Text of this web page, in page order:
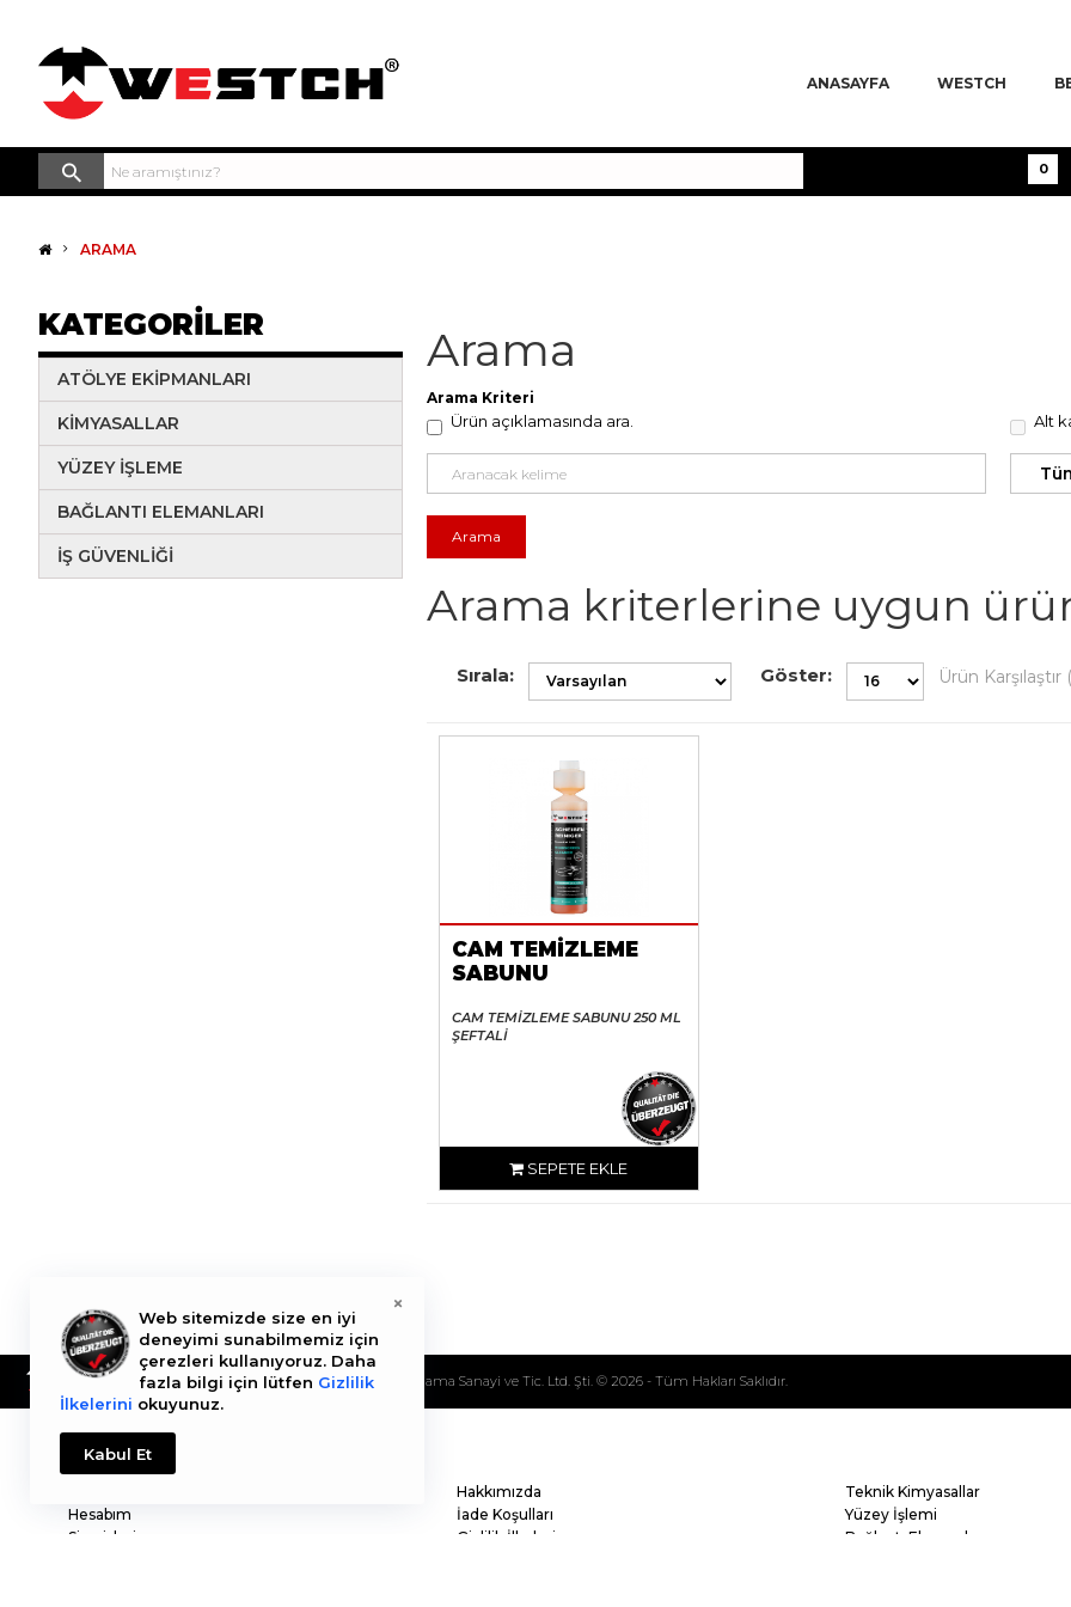
ANASAYFA WESTCH
0
ARAMA
KATEGORILER
ATÖLYE EKİPMANLARI
KIMYASALLAR
YÜZEY İŞLEME
BAĞLANTI ELEMANLARI
İŞ GÜVENLIĞI
Arama
Arama Kriteri
Ürün açıklamasında ara. Alt
Arama kriterlerine uygun
Sırala: Göster: Ürün Karşılaştır
CAM TEMİZLEME
SABUNU
CAM TEMİZLEME SABUNU 250 ML
ŞEFTALİ
SEPETE EKLE
Westch Endüstriyel Ürünler Pazarlama Sanayi ve Tic. Ltd. Şti. © 2026 - Tüm Hakları Saklıdır.
Hesabım
Siparişlerim
Hakkımızda
İade Koşulları
Gizlilik İlkeleri
Teknik Kimyasallar
Yüzey İşlemi
Bağlantı Elemanları
Web sitemizde size en iyi
deneyimi sunabilmemiz için
çerezleri kullanıyoruz. Daha
fazla bilgi için lütfen Gizlilik
İlkelerini okuyunuz.
Kabul Et
×